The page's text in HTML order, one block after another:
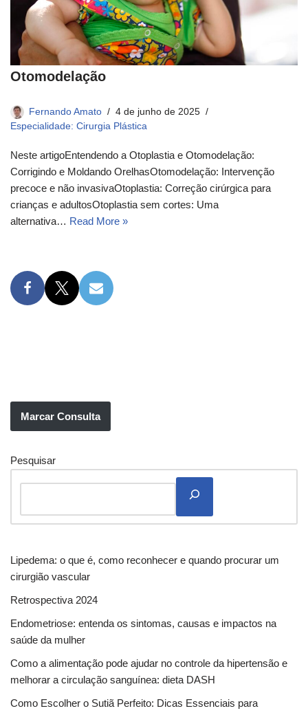
Otomodelação
Fernando Amato
4 de junho de 2025
Especialidade: Cirurgia Plástica
Neste artigoEntendendo a Otoplastia e Otomodelação:
Corrigindo e Moldando OrelhasOtomodelação: Intervenção
precoce e não invasivaOtoplastia: Correção cirúrgica para
crianças e adultosOtoplastia sem cortes: Uma
alternativa… Read More »
Marcar Consulta
Pesquisar
Lipedema: o que é, como reconhecer e quando procurar um
cirurgião vascular
Retrospectiva 2024
Endometriose: entenda os sintomas, causas e impactos na
saúde da mulher
Como a alimentação pode ajudar no controle da hipertensão e
melhorar a circulação sanguínea: dieta DASH
Como Escolher o Sutiã Perfeito: Dicas Essenciais para